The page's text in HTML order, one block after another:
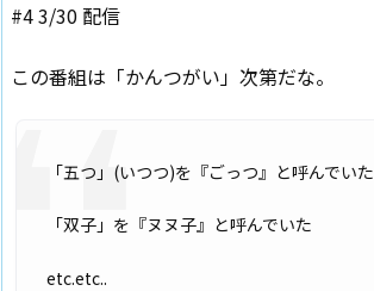
#4 3/30 配信
この番組は「かんつがい」次第だな。
「五つ」(いつつ)を『ごっつ』と呼んでいた
「双子」を『ヌヌ子』と呼んでいた
etc.etc..